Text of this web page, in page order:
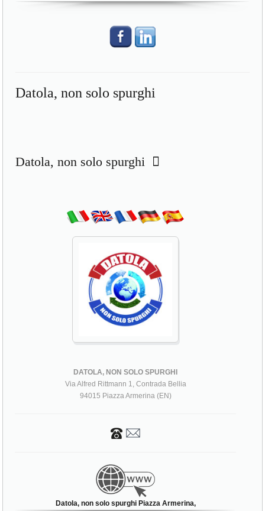
Datola, non solo spurghi
Datola, non solo spurghi
DATOLA, NON SOLO SPURGHI
Via Alfred Rittmann 1, Contrada Bellia
94015 Piazza Armerina (EN)
Datola, non solo spurghi Piazza Armerina,